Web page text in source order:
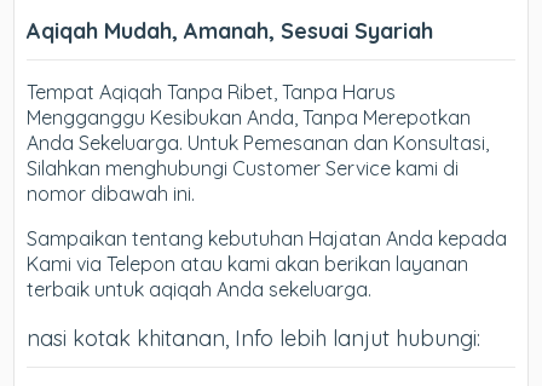
Aqiqah Mudah, Amanah, Sesuai Syariah
Tempat Aqiqah Tanpa Ribet, Tanpa Harus
Mengganggu Kesibukan Anda, Tanpa Merepotkan
Anda Sekeluarga. Untuk Pemesanan dan Konsultasi,
Silahkan menghubungi Customer Service kami di
nomor dibawah ini.
Sampaikan tentang kebutuhan Hajatan Anda kepada
Kami via Telepon atau kami akan berikan layanan
terbaik untuk aqiqah Anda sekeluarga.
nasi kotak khitanan, Info lebih lanjut hubungi: